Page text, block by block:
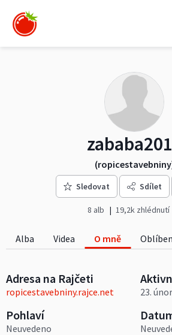
Sledovat Sdílet
8 alb 19,2k zhlédnutí
Alba Videa O mně
Adresa na Rajčeti
ropicestavebniny.rajce.net 23.
Pohlaví
Neuvedeno